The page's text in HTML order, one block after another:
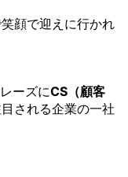
笑顔で迎えに行かれ
ーズにCS（顧客
される企業の一社